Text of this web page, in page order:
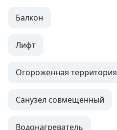
Балкон
Лифт
Огороженная территория
Санузел совмещенный
Водонагреватель